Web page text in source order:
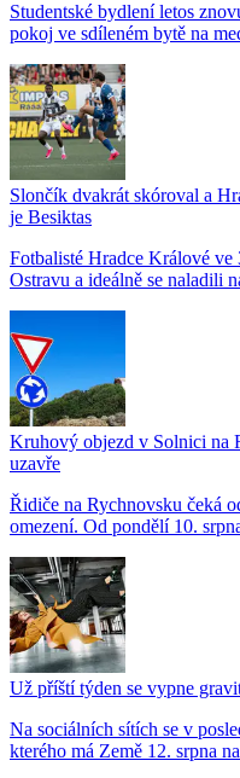
Studentské bydlení letos
pokoj ve sdíleném bytě na
Slončík dvakrát skóroval a
je Besiktas
Fotbalisté Hradce Králové
Ostravu a ideálně se naladili
Kruhový objezd v Solnici na
uzavře
Řidiče na Rychnovsku čeká
omezení. Od pondělí 10.
Už příští týden se vypne
Na sociálních sítích se v
kterého má Země 12. srpna